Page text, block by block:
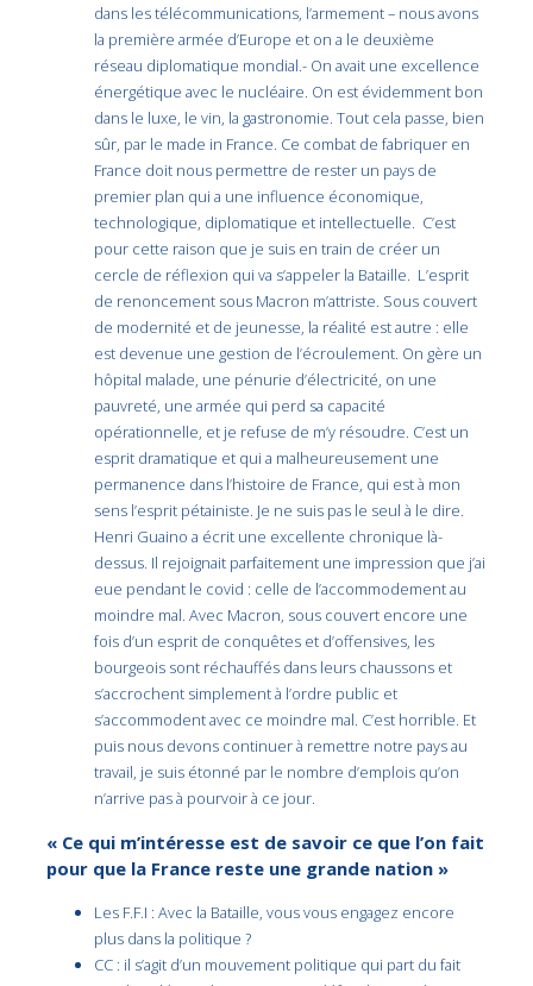
dans les télécommunications, l’armement – nous avons
la première armée d’Europe et on a le deuxième
réseau diplomatique mondial.- On avait une excellence
énergétique avec le nucléaire. On est évidemment bon
dans le luxe, le vin, la gastronomie. Tout cela passe, bien
sûr, par le made in France. Ce combat de fabriquer en
France doit nous permettre de rester un pays de
premier plan qui a une influence économique,
technologique, diplomatique et intellectuelle. C’est
pour cette raison que je suis en train de créer un
cercle de réflexion qui va s’appeler la Bataille. L’esprit
de renoncement sous Macron m’attriste. Sous couvert
de modernité et de jeunesse, la réalité est autre : elle
est devenue une gestion de l’écroulement. On gère un
hôpital malade, une pénurie d’électricité, on une
pauvreté, une armée qui perd sa capacité
opérationnelle, et je refuse de m’y résoudre. C’est un
esprit dramatique et qui a malheureusement une
permanence dans l’histoire de France, qui est à mon
sens l’esprit pétainiste. Je ne suis pas le seul à le dire.
Henri Guaino a écrit une excellente chronique là-
dessus. Il rejoignait parfaitement une impression que j’ai
eue pendant le covid : celle de l’accommodement au
moindre mal. Avec Macron, sous couvert encore une
fois d’un esprit de conquêtes et d’offensives, les
bourgeois sont réchauffés dans leurs chaussons et
s’accrochent simplement à l’ordre public et
s’accommodent avec ce moindre mal. C’est horrible. Et
puis nous devons continuer à remettre notre pays au
travail, je suis étonné par le nombre d’emplois qu’on
n’arrive pas à pourvoir à ce jour.
« Ce qui m’intéresse est de savoir ce que l’on fait
pour que la France reste une grande nation »
Les F.F.I : Avec la Bataille, vous vous engagez encore
plus dans la politique ?
CC : il s’agit d’un mouvement politique qui part du fait